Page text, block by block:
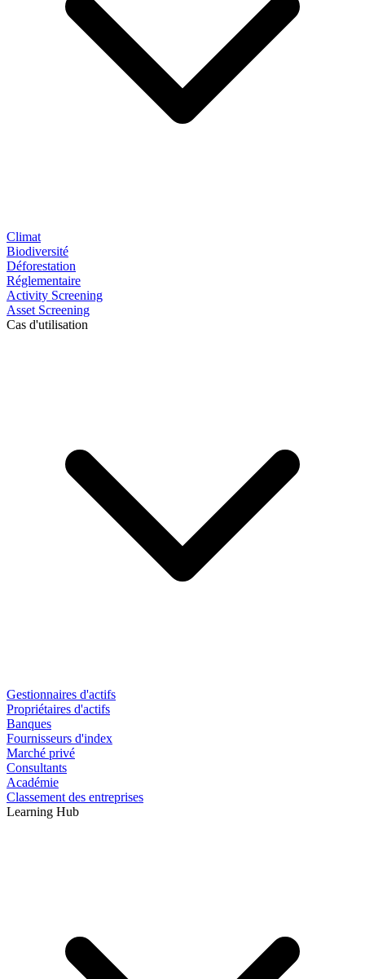
Climat
Biodiversité
Déforestation
Réglementaire
Activity Screening
Asset Screening
Cas d'utilisation
Gestionnaires d'actifs
Propriétaires d'actifs
Banques
Fournisseurs d'index
Marché privé
Consultants
Académie
Classement des entreprises
Learning Hub